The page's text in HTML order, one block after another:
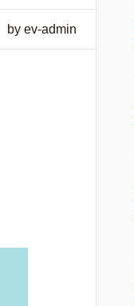
by ev-admin